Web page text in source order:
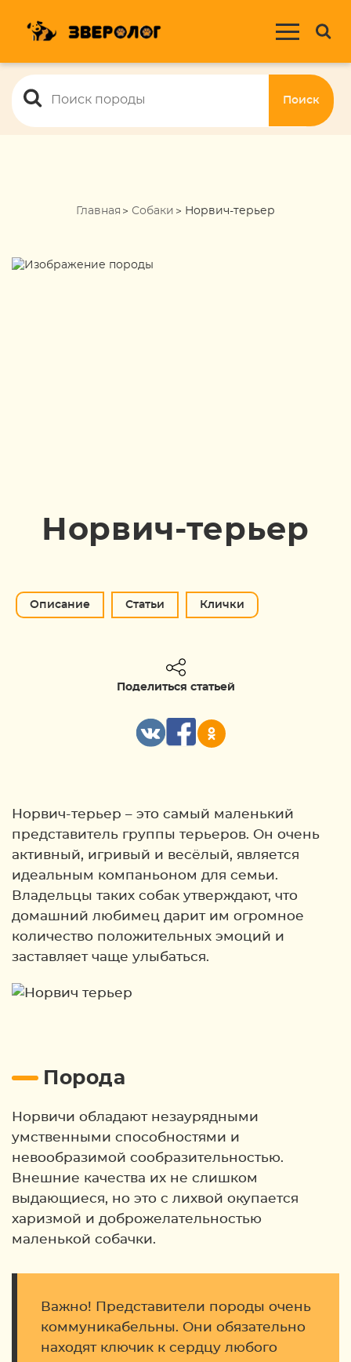
Поиск
Главная Собаки Норвич-терьер
Норвич-терьер
Описание Статьи Клички
Поделиться статьей
Норвич-терьер – это самый маленький
представитель группы терьеров. Он очень
активный, игривый и весёлый, является
идеальным компаньоном для семьи.
Владельцы таких собак утверждают, что
домашний любимец дарит им огромное
количество положительных эмоций и
заставляет чаще улыбаться.
Порода
Норвичи обладают незаурядными
умственными способностями и
невообразимой сообразительностью.
Внешние качества их не слишком
выдающиеся, но это с лихвой окупается
харизмой и доброжелательностью
маленькой собачки.
Важно! Представители породы очень
коммуникабельны. Они обязательно
находят ключик к сердцу любого